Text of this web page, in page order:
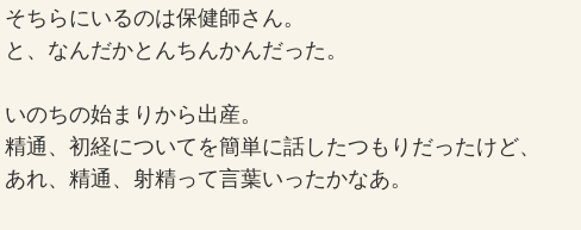
そちらにいるのは保健師さん。
と、なんだかとんちんかんだった。
いのちの始まりから出産。
精通、初経についてを簡単に話したつもりだったけど、
あれ、精通、射精って言葉いったかなあ。